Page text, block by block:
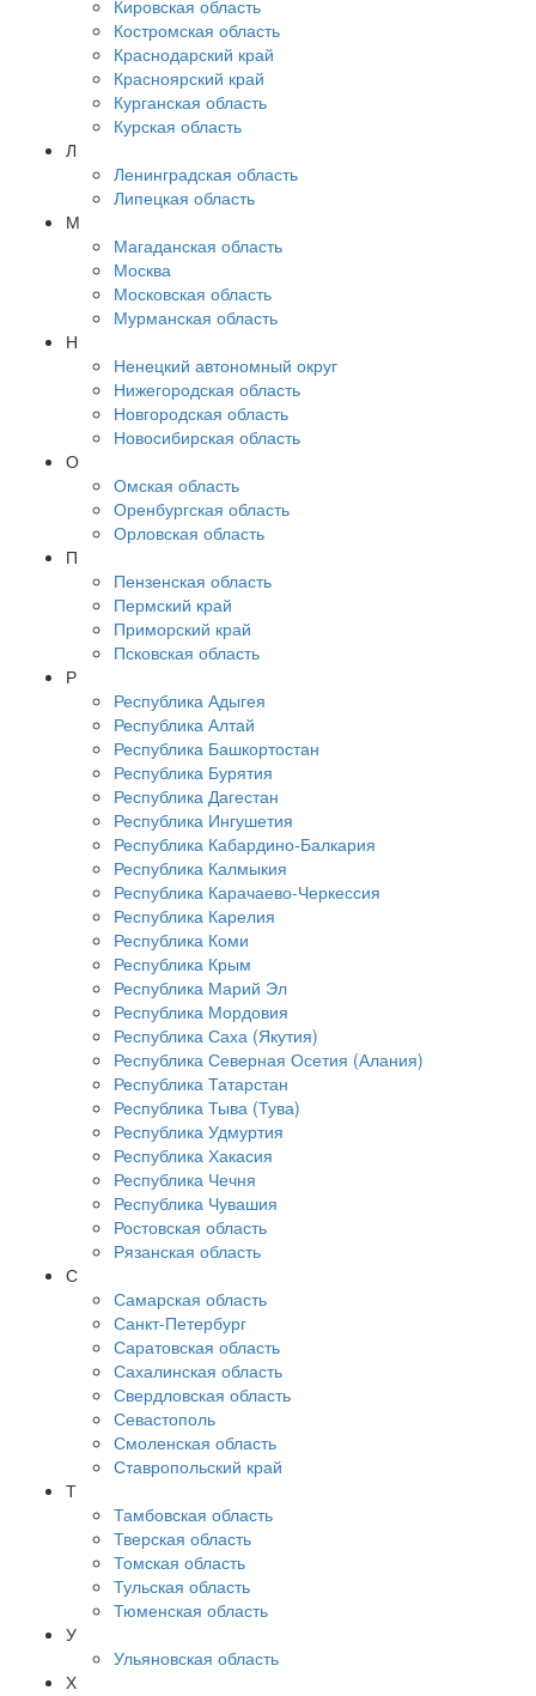
Кировская область
Костромская область
Краснодарский край
Красноярский край
Курганская область
Курская область
Л
Ленинградская область
Липецкая область
М
Магаданская область
Москва
Московская область
Мурманская область
Н
Ненецкий автономный округ
Нижегородская область
Новгородская область
Новосибирская область
О
Омская область
Оренбургская область
Орловская область
П
Пензенская область
Пермский край
Приморский край
Псковская область
Р
Республика Адыгея
Республика Алтай
Республика Башкортостан
Республика Бурятия
Республика Дагестан
Республика Ингушетия
Республика Кабардино-Балкария
Республика Калмыкия
Республика Карачаево-Черкессия
Республика Карелия
Республика Коми
Республика Крым
Республика Марий Эл
Республика Мордовия
Республика Саха (Якутия)
Республика Северная Осетия (Алания)
Республика Татарстан
Республика Тыва (Тува)
Республика Удмуртия
Республика Хакасия
Республика Чечня
Республика Чувашия
Ростовская область
Рязанская область
С
Самарская область
Санкт-Петербург
Саратовская область
Сахалинская область
Свердловская область
Севастополь
Смоленская область
Ставропольский край
Т
Тамбовская область
Тверская область
Томская область
Тульская область
Тюменская область
У
Ульяновская область
Х